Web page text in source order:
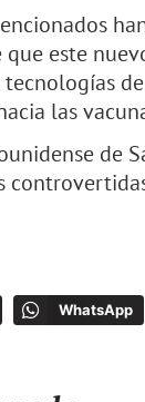
este
las
de
WhatsApp